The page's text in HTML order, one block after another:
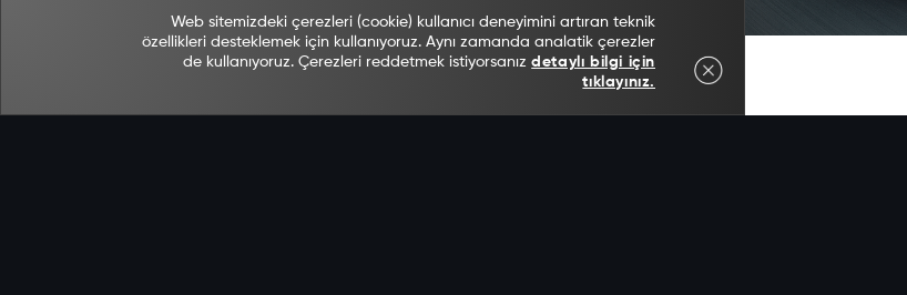
Web sitemizdeki çerezleri (cookie) kullanıcı deneyimini artıran teknik
özellikleri desteklemek için kullanıyoruz. Aynı zamanda analatik çerezler
de kullanıyoruz. Çerezleri reddetmek istiyorsanızdetaylı bilgi için
tıklayınız.